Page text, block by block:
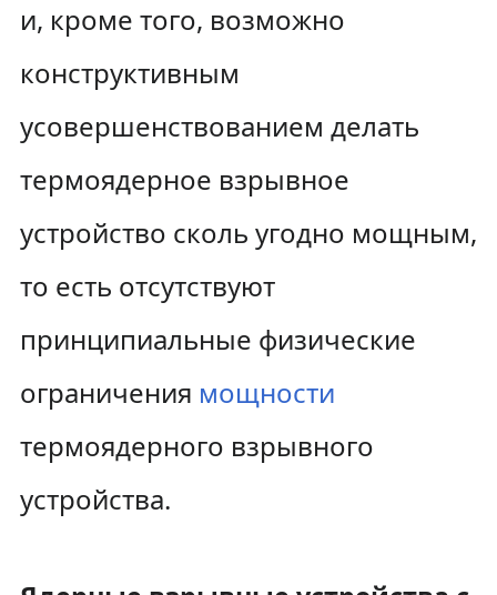
и, кроме того, возможно
конструктивным
усовершенствованием делать
термоядерное взрывное
устройство сколь угодно мощным,
то есть отсутствуют
принципиальные физические
ограничения мощности
термоядерного взрывного
устройства.